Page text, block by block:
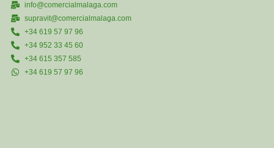
info@comercialmalaga.com
supravit@comercialmalaga.com
+34 619 57 97 96
+34 952 33 45 60
+34 615 357 585
+34 619 57 97 96